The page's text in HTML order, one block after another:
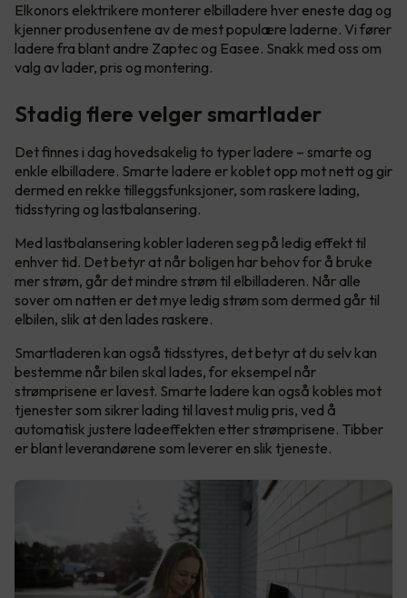
Elkonors elektrikere monterer elbilladere hver eneste dag og
kjenner produsentene av de mest populære laderne. Vi fører
ladere fra blant andre Zaptec og Easee. Snakk med oss om
valg av lader, pris og montering.
Stadig flere velger smartlader
Det finnes i dag hovedsakelig to typer ladere – smarte og
enkle elbilladere. Smarte ladere er koblet opp mot nett og gir
dermed en rekke tilleggsfunksjoner, som raskere lading,
tidsstyring og lastbalansering.
Med lastbalansering kobler laderen seg på ledig effekt til
enhver tid. Det betyr at når boligen har behov for å bruke
mer strøm, går det mindre strøm til elbilladeren. Når alle
sover om natten er det mye ledig strøm som dermed går til
elbilen, slik at den lades raskere.
Smartladeren kan også tidsstyres, det betyr at du selv kan
bestemme når bilen skal lades, for eksempel når
strømprisene er lavest. Smarte ladere kan også kobles mot
tjenester som sikrer lading til lavest mulig pris, ved å
automatisk justere ladeeffekten etter strømprisene. Tibber
er blant leverandørene som leverer en slik tjeneste.